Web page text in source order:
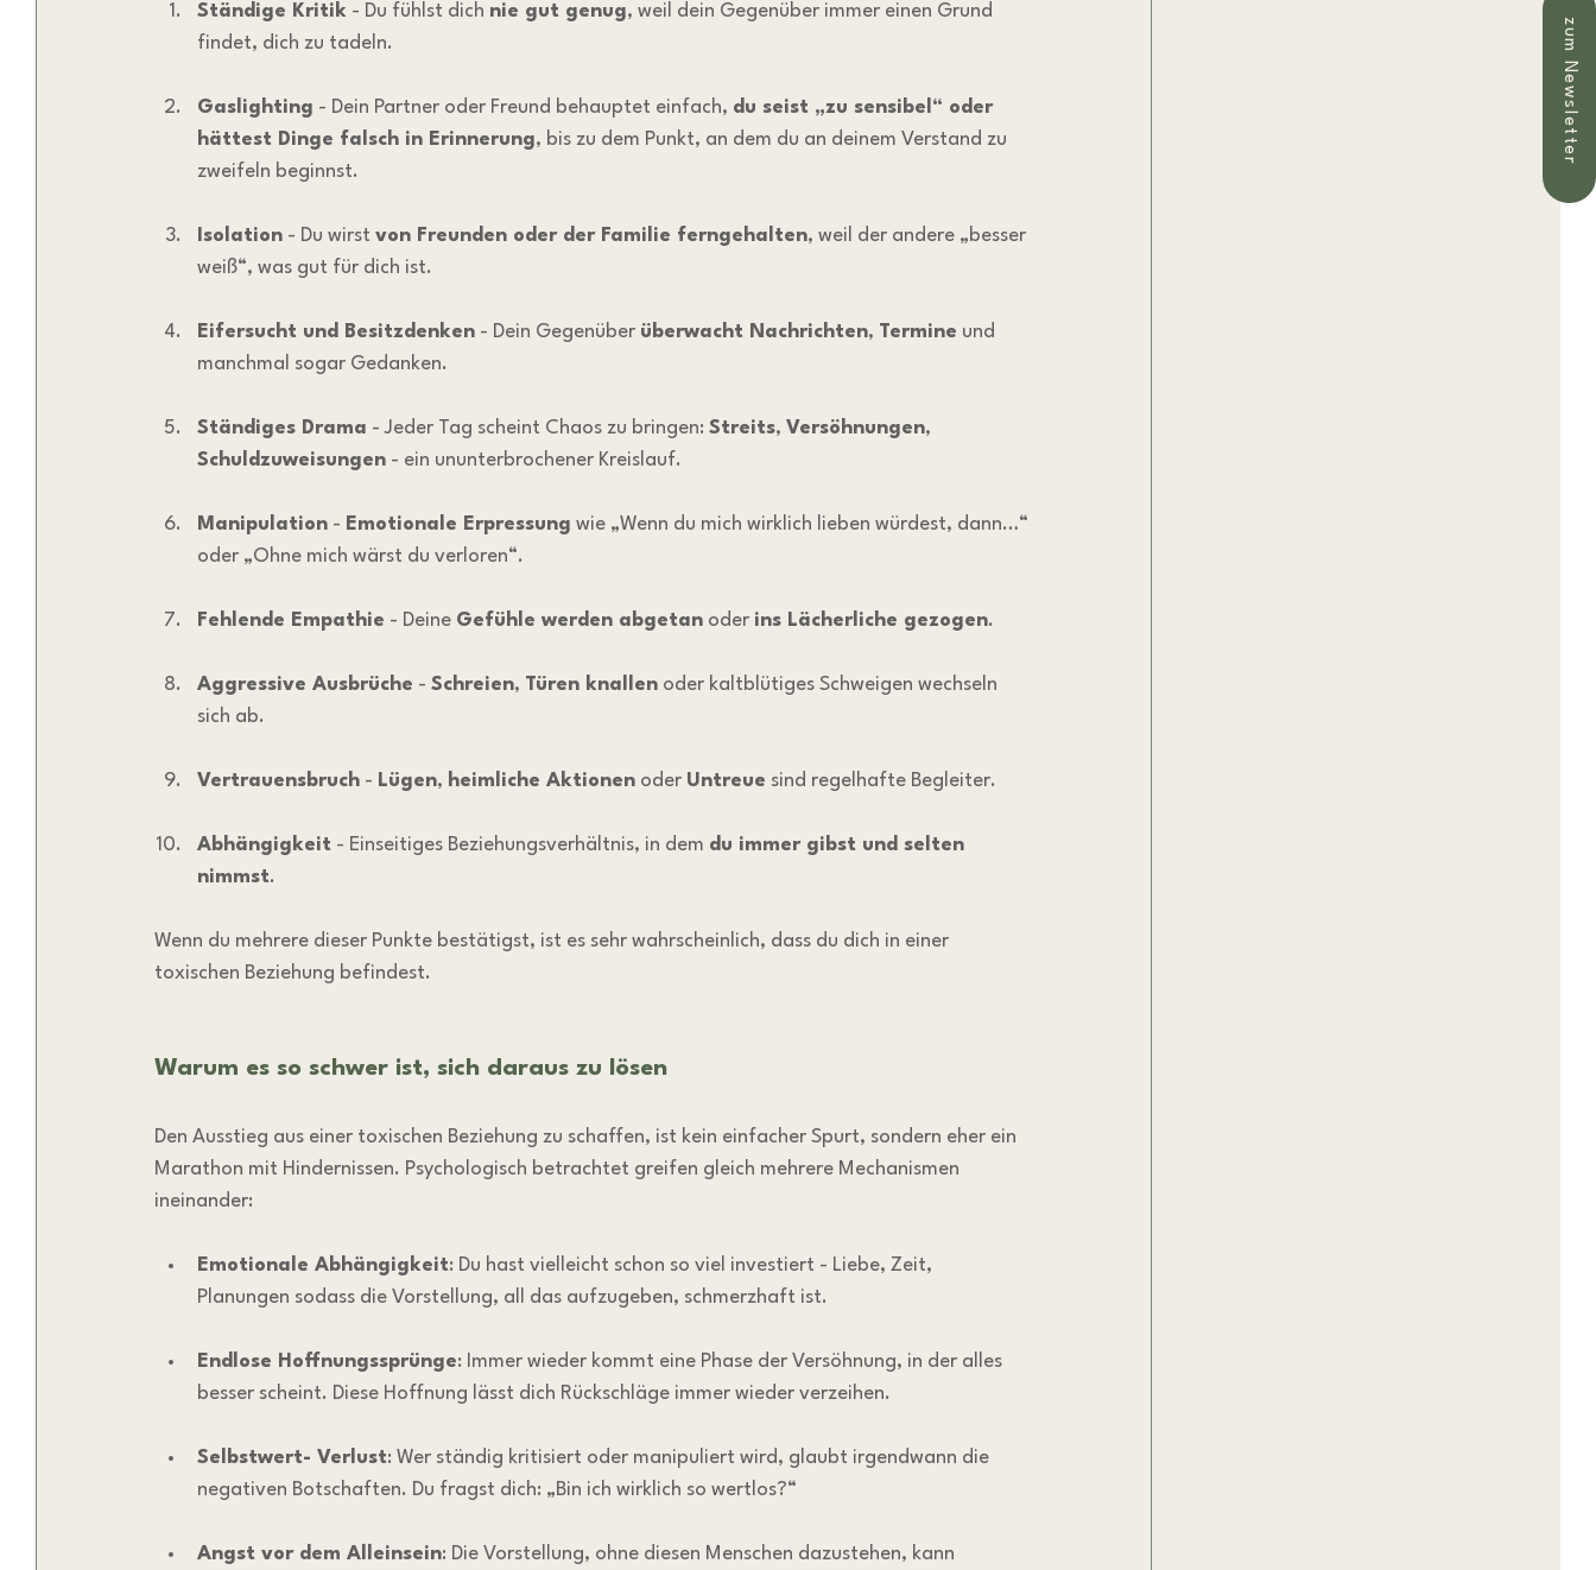
zum Newsletter
Ständige Kritik - Du fühlst dich nie gut genug, weil dein Gegenüber immer einen Grund
findet, dich zu tadeln.
Gaslighting - Dein Partner oder Freund behauptet einfach, du seist „zu sensibel“ oder
hättest Dinge falsch in Erinnerung, bis zu dem Punkt, an dem du an deinem Verstand zu
zweifeln beginnst.
Isolation - Du wirst von Freunden oder der Familie ferngehalten, weil der andere „besser
weiß“, was gut für dich ist.
Eifersucht und Besitzdenken - Dein Gegenüber überwacht Nachrichten, Termine und
manchmal sogar Gedanken.
Ständiges Drama - Jeder Tag scheint Chaos zu bringen: Streits, Versöhnungen,
Schuldzuweisungen - ein ununterbrochener Kreislauf.
Manipulation - Emotionale Erpressung wie „Wenn du mich wirklich lieben würdest, dann…“
oder „Ohne mich wärst du verloren“.
Fehlende Empathie - Deine Gefühle werden abgetan oder ins Lächerliche gezogen.
Aggressive Ausbrüche - Schreien, Türen knallen oder kaltblütiges Schweigen wechseln
sich ab.
Vertrauensbruch - Lügen, heimliche Aktionen oder Untreue sind regelhafte Begleiter.
Abhängigkeit - Einseitiges Beziehungsverhältnis, in dem du immer gibst und selten
nimmst.
Wenn du mehrere dieser Punkte bestätigst, ist es sehr wahrscheinlich, dass du dich in einer
toxischen Beziehung befindest.
Warum es so schwer ist, sich daraus zu lösen
Den Ausstieg aus einer toxischen Beziehung zu schaffen, ist kein einfacher Spurt, sondern eher ein
Marathon mit Hindernissen. Psychologisch betrachtet greifen gleich mehrere Mechanismen
ineinander:
Emotionale Abhängigkeit: Du hast vielleicht schon so viel investiert - Liebe, Zeit,
Planungen sodass die Vorstellung, all das aufzugeben, schmerzhaft ist.
Endlose Hoffnungssprünge: Immer wieder kommt eine Phase der Versöhnung, in der alles
besser scheint. Diese Hoffnung lässt dich Rückschläge immer wieder verzeihen.
Selbstwert- Verlust: Wer ständig kritisiert oder manipuliert wird, glaubt irgendwann die
negativen Botschaften. Du fragst dich: „Bin ich wirklich so wertlos?“
Angst vor dem Alleinsein: Die Vorstellung, ohne diesen Menschen dazustehen, kann